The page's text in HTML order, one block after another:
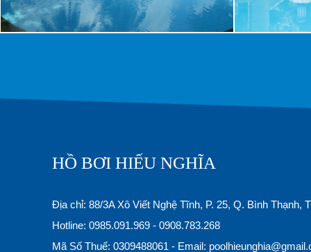
HỒ BƠI HIẾU NGHĨA
Địa chỉ: 88/3A Xô Viết Nghệ Tĩnh, P. 25, Q. Bình Thạnh,
Hotline: 0985.091.969 - 0908.783.268
Mã Số Thuế: 0309488061 - Email: